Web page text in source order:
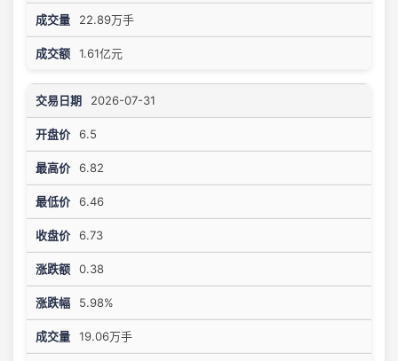
22.89万手
1.61亿元
2026-07-31
6.5
6.82
6.46
6.73
0.38
5.98%
19.06万手